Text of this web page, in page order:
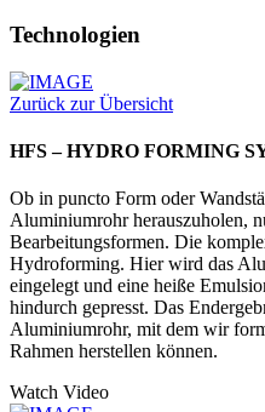
Technologien
Zurück zur Übersicht
HFS – HYDRO FORMING
Ob in puncto Form oder
Aluminiumrohr herauszuholen,
Bearbeitungsformen. Die
Hydroforming. Hier wird das
eingelegt und eine heiße
hindurch gepresst. Das
Aluminiumrohr, mit dem wir
Rahmen herstellen können.
Watch Video